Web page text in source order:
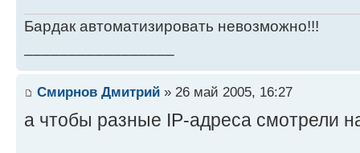
Бардак автоматизировать невозможно!!!
Смирнов Дмитрий » 26 май 2005, 16:27
а чтобы разные IP-адреса смотрели